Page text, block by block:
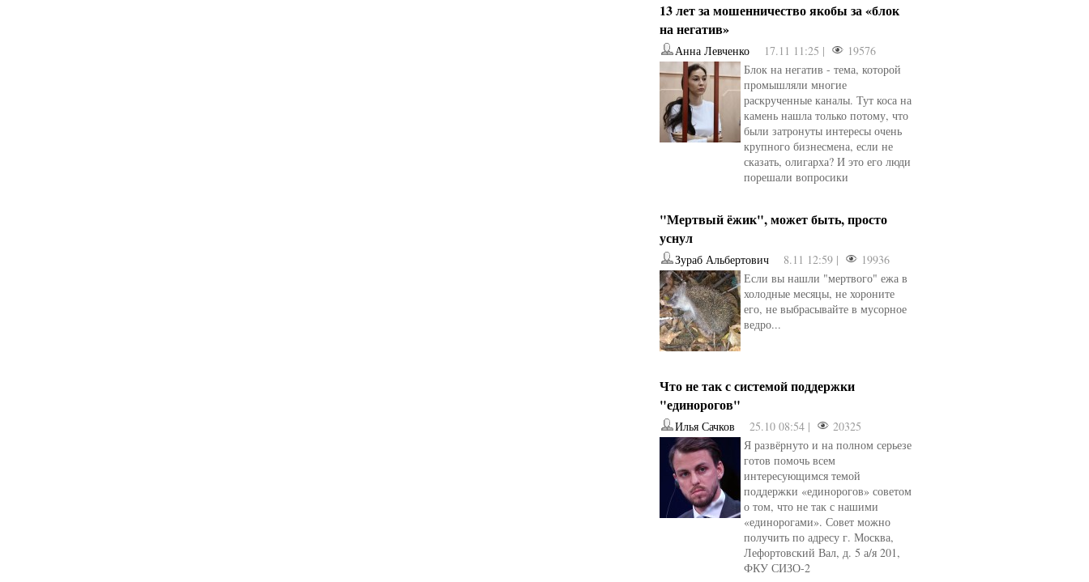
13 лет за мошенничество якобы за «блок
на негатив»
Анна Левченко 17.11 11:25 |
19576
Блок на негатив - тема, которой
промышляли многие
раскрученные каналы. Тут коса на
камень нашла только потому, что
были затронуты интересы очень
крупного бизнесмена, если не
сказать, олигарха? И это его люди
порешали вопросики
"Мертвый ёжик", может быть, просто
уснул
Зураб Альбертович 8.11 12:59 |
19936
Если вы нашли "мертвого" ежа в
холодные месяцы, не хороните
его, не выбрасывайте в мусорное
ведро...
Что не так с системой поддержки
"единорогов"
Илья Сачков 25.10 08:54 |
20325
Я развёрнуто и на полном серьезе
готов помочь всем
интересующимся темой
поддержки «единорогов» советом
о том, что не так с нашими
«единорогами». Совет можно
получить по адресу г. Москва,
Лефортовский Вал, д. 5 а/я 201,
ФКУ СИЗО-2